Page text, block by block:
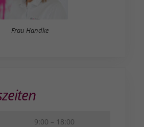
Frau Handke
9:00 – 18:00